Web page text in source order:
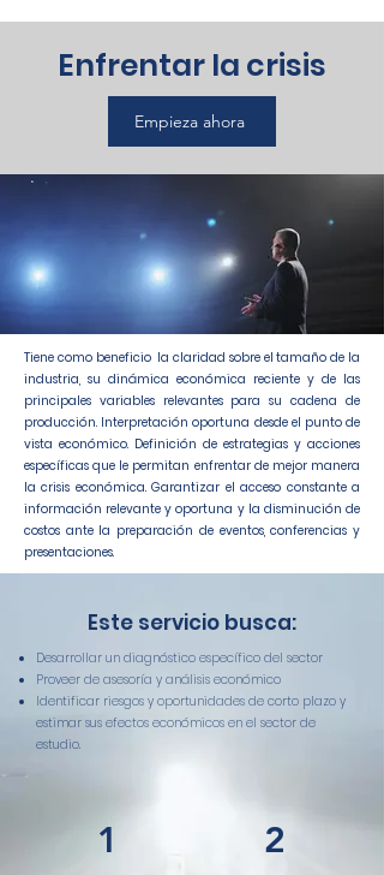
Enfrentar la crisis
Empieza ahora
Tiene como beneficio la claridad sobre el tamaño de la
industria, su dinámica económica reciente y de las
principales variables relevantes para su cadena de
producción. Interpretación oportuna desde el punto de
vista económico. Definición de estrategias y acciones
específicas que le permitan enfrentar de mejor manera
la crisis económica. Garantizar el acceso constante a
información relevante y oportuna y la disminución de
costos ante la preparación de eventos, conferencias y
presentaciones.
Este servicio busca:
​Desarrollar un diagnóstico específico del sector
Proveer de asesoría y análisis económico
Identificar riesgos y oportunidades de corto plazo y
estimar sus efectos económicos en el sector de
estudio.
1 2